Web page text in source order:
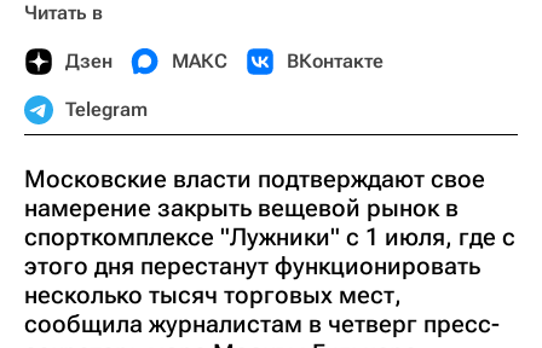
Читать в
Дзен МАКС ВКонтакте
Telegram
Московские власти подтверждают свое
намерение закрыть вещевой рынок в
спорткомплексе "Лужники" с 1 июля, где с
этого дня перестанут функционировать
несколько тысяч торговых мест,
сообщила журналистам в четверг пресс-